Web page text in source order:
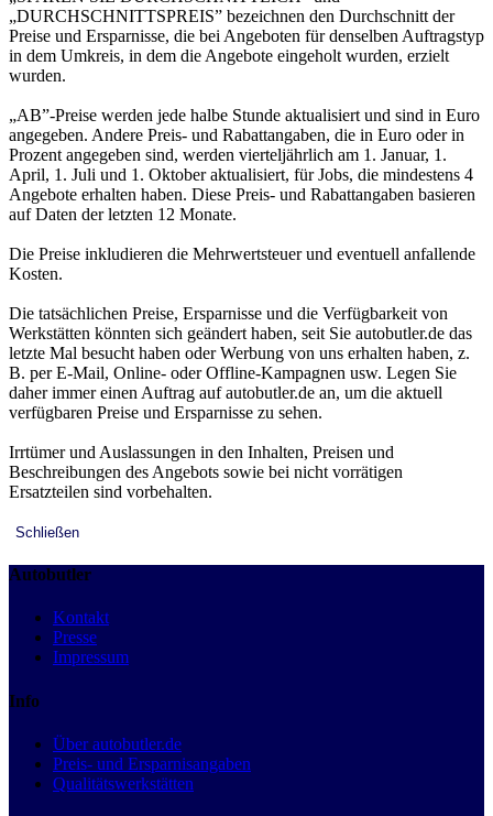
„DURCHSCHNITTSPREIS” bezeichnen den Durchschnitt der
Preise und Ersparnisse, die bei Angeboten für denselben Auftragstyp
in dem Umkreis, in dem die Angebote eingeholt wurden, erzielt
wurden.
„AB”-Preise werden jede halbe Stunde aktualisiert und sind in Euro
angegeben. Andere Preis- und Rabattangaben, die in Euro oder in
Prozent angegeben sind, werden vierteljährlich am 1. Januar, 1.
April, 1. Juli und 1. Oktober aktualisiert, für Jobs, die mindestens 4
Angebote erhalten haben. Diese Preis- und Rabattangaben basieren
auf Daten der letzten 12 Monate.
Die Preise inkludieren die Mehrwertsteuer und eventuell anfallende
Kosten.
Die tatsächlichen Preise, Ersparnisse und die Verfügbarkeit von
Werkstätten könnten sich geändert haben, seit Sie autobutler.de das
letzte Mal besucht haben oder Werbung von uns erhalten haben, z.
B. per E-Mail, Online- oder Offline-Kampagnen usw. Legen Sie
daher immer einen Auftrag auf autobutler.de an, um die aktuell
verfügbaren Preise und Ersparnisse zu sehen.
Irrtümer und Auslassungen in den Inhalten, Preisen und
Beschreibungen des Angebots sowie bei nicht vorrätigen
Ersatzteilen sind vorbehalten.
Schließen
Autobutler
Kontakt
Presse
Impressum
Info
Über autobutler.de
Preis- und Ersparnisangaben
Qualitätswerkstätten